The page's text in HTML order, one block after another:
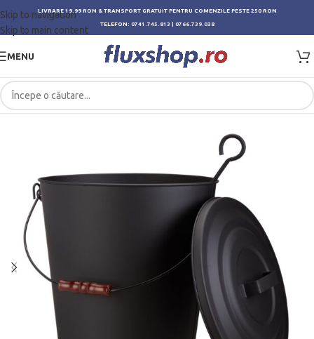
Skip to navigation
Skip to main content
LIVRARE 19.99 RON & TRANSPORT GRATUIT PENTRU COMENZILE PESTE 250 RON
TELEFON: 0741.745.813 0766.739.038
MENU